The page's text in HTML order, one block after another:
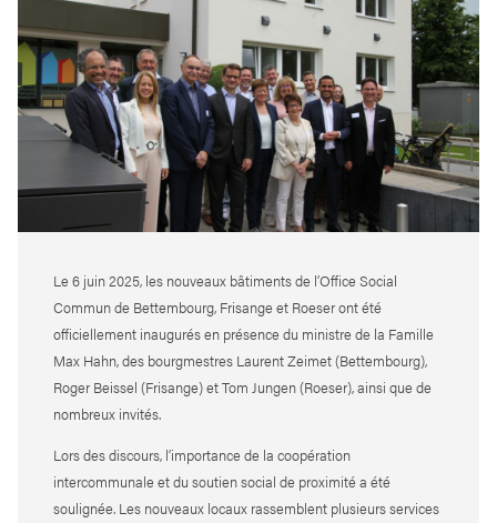
Le 6 juin 2025, les nouveaux bâtiments de l’Office Social
Commun de Bettembourg, Frisange et Roeser ont été
officiellement inaugurés en présence du ministre de la Famille
Max Hahn, des bourgmestres Laurent Zeimet (Bettembourg),
Roger Beissel (Frisange) et Tom Jungen (Roeser), ainsi que de
nombreux invités.
Lors des discours, l’importance de la coopération
intercommunale et du soutien social de proximité a été
soulignée. Les nouveaux locaux rassemblent plusieurs services